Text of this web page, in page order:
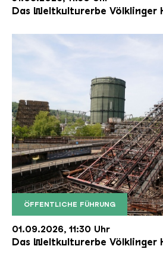
Das Weltkulturerbe Völklinger
ÖFFENTLICHE FÜHRUNG
Der Erzschrägaufzug der
Copyright: Weltkulturerbe
01.09.2026, 11:30 Uhr
Das Weltkulturerbe Völklinger